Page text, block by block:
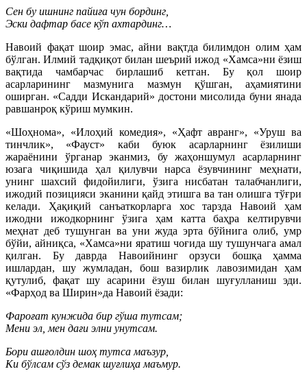
Сен бу ишнинг пайиға чун бординг,
Эски дафтар басе кўп ахтардинг…
Навоий фақат шоир эмас, айни вақтда билимдон олим ҳам
бўлган. Илмий тадқиқот билан шеърий ижод «Хамса»ни ёзиш
вақтида чамбарчас бирлашиб кетган. Бу қол шоир
асарларининг мазмунига мазмун қўшган, аҳамиятини
оширган. «Садди Искандарий» достони мисолида буни янада
равшанроқ кўриш мумкин.
«Шоҳнома», «Илоҳий комедия», «Ҳафт авранг», «Уруш ва
тинчлик», «Фауст» каби буюк асарларнинг ёзилиши
жараёнини ўрганар эканмиз, бу жаҳоншумул асарларнинг
юзага чиқишида ҳал қилувчи нарса ёзувчининг меҳнати,
унинг шахсий фидойилиги, ўзига нисбатан талабчанлиги,
ижодий позицияси эканини қайд этишга ва тан олишга тўғри
келади. Ҳақиқий санъаткорларга хос тарзда Навоий ҳам
ижодни ижодкорнинг ўзига ҳам катта баҳра келтирувчи
меҳнат деб тушунган ва уни жуда эрта бўйнига олиб, умр
бўйи, айниқса, «Хамса»ни яратиш чоғида шу тушунчага амал
қилган. Бу даврда Навоийнинг орзуси бошқа ҳамма
ишлардан, шу жумладан, бош вазирлик лавозимидан ҳам
қутулиб, фақат шу асарини ёзуш билан шуғулланиш эди.
«Фарҳод ва Ширин»да Навоий ёзади:
Фароғат кунжида бир гўша тутсам;
Мени эл, мен дағи элни унутсам.
Бори ашғолдин шоҳ тутса маъзур,
Ки бўлсам сўз демак шуғлиҳа маъмур.